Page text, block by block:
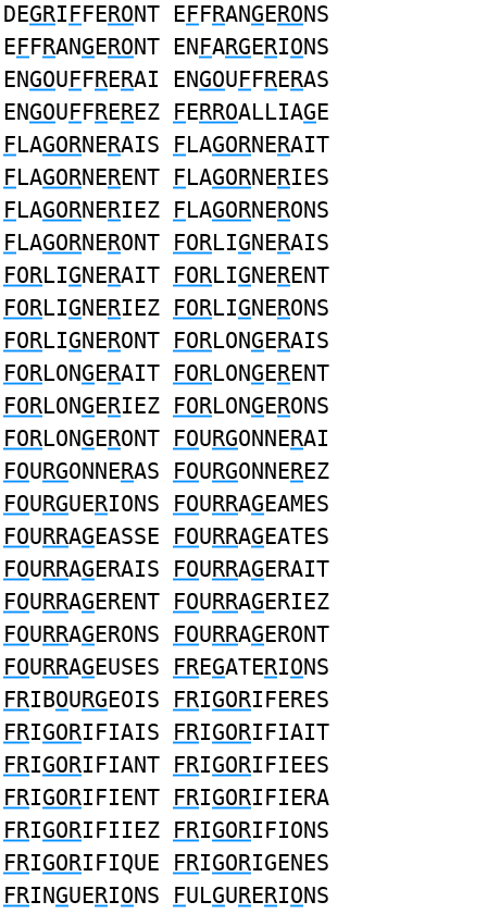
DEGRIFFERONT EFFRANGERONS
EFFRANGERONT ENFARGERIONS
ENGOUFFRERAI ENGOUFFRERAS
ENGOUFFREREZ FERROALLIAGE
FLAGORNERAIS FLAGORNERAIT
FLAGORNERENT FLAGORNERIES
FLAGORNERIEZ FLAGORNERONS
FLAGORNERONT FORLIGNERAIS
FORLIGNERAIT FORLIGNERENT
FORLIGNERIEZ FORLIGNERONS
FORLIGNERONT FORLONGERAIS
FORLONGERAIT FORLONGERENT
FORLONGERIEZ FORLONGERONS
FORLONGERONT FOURGONNERAI
FOURGONNERAS FOURGONNEREZ
FOURGUERIONS FOURRAGEAMES
FOURRAGEASSE FOURRAGEATES
FOURRAGERAIS FOURRAGERAIT
FOURRAGERENT FOURRAGERIEZ
FOURRAGERONS FOURRAGERONT
FOURRAGEUSES FREGATERIONS
FRIBOURGEOIS FRIGORIFERES
FRIGORIFIAIS FRIGORIFIAIT
FRIGORIFIANT FRIGORIFIEES
FRIGORIFIENT FRIGORIFIERA
FRIGORIFIIEZ FRIGORIFIONS
FRIGORIFIQUE FRIGORIGENES
FRINGUERIONS FULGURERIONS